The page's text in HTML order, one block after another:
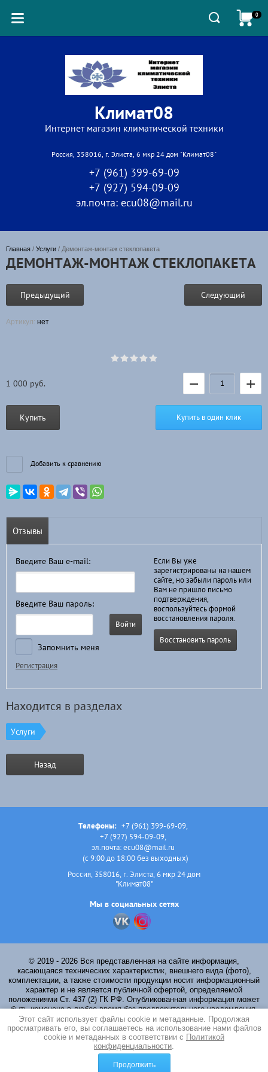
Климат08
Интернет магазин климатической техники
Россия, 358016, г. Элиста, 6 мкр 24 дом "Климат08"
+7 (961) 399-69-09
+7 (927) 594-09-09
эл.почта: ecu08@mail.ru
0
Главная / Услуги / Демонтаж-монтаж стеклопакета
ДЕМОНТАЖ-МОНТАЖ СТЕКЛОПАКЕТА
Предыдущий Следующий
Артикул: нет
1 000 руб. − +
Купить Купить в один клик
Добавить к сравнению
Отзывы
Введите Ваш e-mail:
Введите Ваш пароль:
Войти
Запомнить меня
Регистрация
Если Вы уже
зарегистрированы на нашем
сайте, но забыли пароль или
Вам не пришло письмо
подтверждения,
воспользуйтесь формой
восстановления пароля.
Восстановить пароль
Находится в разделах
Услуги
Назад
Телефоны: +7 (961) 399-69-09,
+7 (927) 594-09-09,
эл.почта: ecu08@mail.ru
(с 9:00 до 18:00 без выходных)
Россия, 358016, г. Элиста, 6 мкр 24 дом
"Климат08"
Мы в социальных сетях
© 2019 - 2026 Вся представленная на сайте информация,
касающаяся технических характеристик, внешнего вида (фото),
комплектации, а также стоимости продукции носит информационный
характер и не является публичной офертой, определяемой
положениями Ст. 437 (2) ГК РФ. Опубликованная информация может
быть изменена в любое время без предварительного уведомления.
Для получения подробной информации обращайтесь к менеджерам
компании по указанным на сайте телефонам.
Политика конфиденциальности
Этот сайт использует файлы cookie и метаданные. Продолжая
просматривать его, вы соглашаетесь на использование нами файлов
cookie и метаданных в соответствии с Политикой
конфиденциальности.
Продолжить